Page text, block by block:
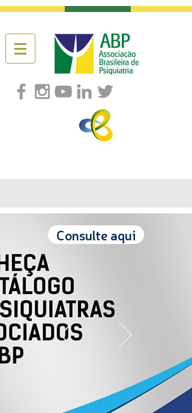
Consulte aqui